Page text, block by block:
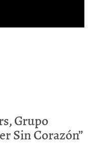
Grupo
Sin Corazón”